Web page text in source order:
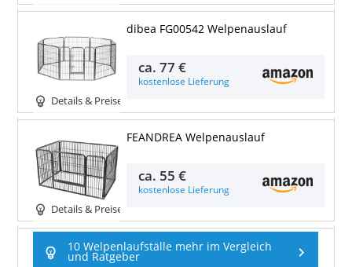
Details & Preise
dibea FG00542 Welpenauslauf
ca.77 €
kostenlose Lieferung
Details & Preise
FEANDREA Welpenauslauf
ca. 55 €
kostenlose Lieferung
10 Welpenlaufställe mehr im Vergleich
und Ratgeber